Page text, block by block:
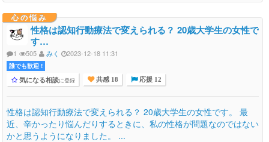
心の悩み
性格は認知行動療法で変えられる？ 20歳大学生の女性で
す…
1 505 みく 2023-12-18 11:31
誰でも歓迎 !
気になる相談に登録 共感 18 応援 12
性格は認知行動療法で変えられる？ 20歳大学生の女性です。 最
近、辛かったり悩んだりするときに、私の性格が問題なのではない
かと思うようになりました。 ...